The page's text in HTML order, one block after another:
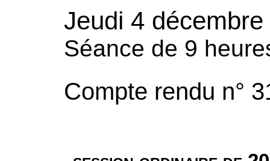
Jeudi 4 décembre
Séance de 9
Compte rendu n°